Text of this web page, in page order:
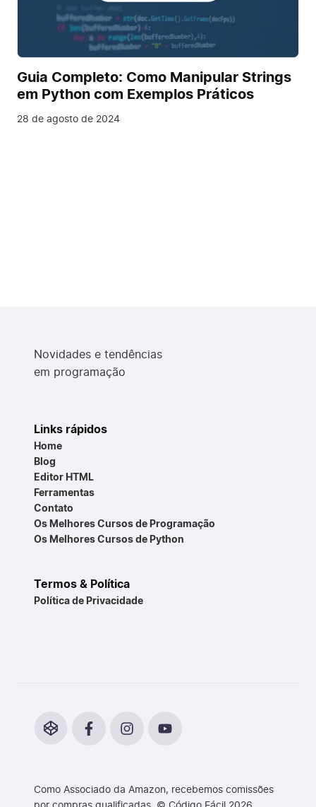
Guia Completo: Como Manipular Strings
em Python com Exemplos Práticos
28 de agosto de 2024
Novidades e tendências
em programação
Links rápidos
Home
Blog
Editor HTML
Ferramentas
Contato
Os Melhores Cursos de Programação
Os Melhores Cursos de Python
Termos & Política
Política de Privacidade
Como Associado da Amazon, recebemos comissões